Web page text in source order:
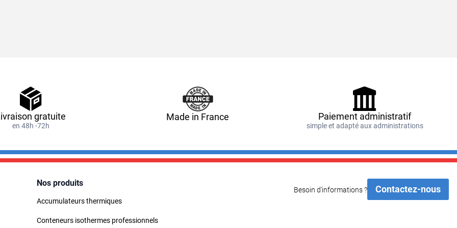
gratuite
en 48h -72h
Made in France Paiement administratif
simple et adapté aux administrations
Nos produits
Accumulateurs thermiques
Conteneurs isothermes professionnels
Besoin d'informations ? Contactez-nous